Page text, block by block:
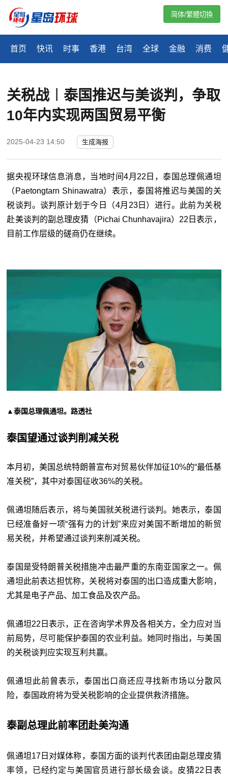
首页 快讯 时事 香港 台湾 全球 金融 消费
简体/繁體切換
关税战︱泰国推迟与美谈判，争取
10年内实现两国贸易平衡
2025-04-23 14:50 生成海报
据央视环球信息消息，当地时间4月22日，泰国总理佩通坦
（Paetongtarn Shinawatra）表示，泰国将推迟与美国的关
税谈判。谈判原计划于今日（4月23日）进行。此前为关税
赴美谈判的副总理皮猜（Pichai Chunhavajira）22日表示，
目前工作层级的磋商仍在继续。
▲泰国总理佩通坦。路透社
泰国望通过谈判削减关税
本月初，美国总统特朗普宣布对贸易伙伴加征10%的“最低基
准关税”，其中对泰国征收36%的关税。
佩通坦随后表示，将与美国就关税进行谈判。她表示，泰国
已经准备好一项“强有力的计划”来应对美国不断增加的新贸
易关税，并希望通过谈判来削减关税。
泰国是受特朗普关税措施冲击最严重的东南亚国家之一。佩
通坦此前表达担忧称，关税将对泰国的出口造成重大影响，
尤其是电子产品、加工食品及农产品。
佩通坦22日表示，正在咨询学术界及各相关方，全力应对当
前局势，尽可能保护泰国的农业利益。她同时指出，与美国
的关税谈判应实现互利共赢。
佩通坦此前曾表示，泰国出口商还应寻找新市场以分散风
险，泰国政府将为受关税影响的企业提供救济措施。
泰副总理此前率团赴美沟通
佩通坦17日对媒体称，泰国方面的谈判代表团由副总理皮猜
率领，已经约定与美国官员进行部长级会谈。皮猜22日表